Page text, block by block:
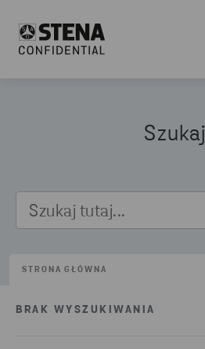
Szukaj
STRONA GŁÓWNA
BRAK WYSZUKIWANIA